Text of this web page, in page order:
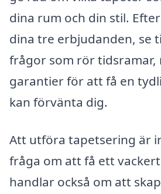
dina rum och din stil.
dina tre erbjudanden, se
frågor som rör tidsramar,
garantier för att få en
kan förvänta dig.
Att utföra tapetsering är
fråga om att få ett
handlar också om att